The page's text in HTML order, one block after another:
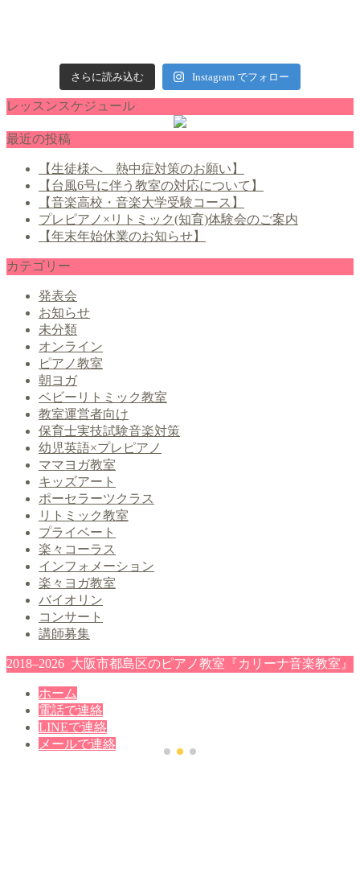
さらに読み込む Instagram でフォロー
レッスンスケジュール
最近の投稿
【生徒様へ 熱中症対策のお願い】
【台風6号に伴う教室の対応について】
【音楽高校・音楽大学受験コース】
プレピアノ×リトミック(知育)体験会のご案内
【年末年始休業のお知らせ】
カテゴリー
発表会
お知らせ
未分類
オンライン
ピアノ教室
朝ヨガ
ベビーリトミック教室
教室運営者向け
保育士実技試験音楽対策
幼児英語×プレピアノ
ママヨガ教室
キッズアート
ポーセラーツクラス
リトミック教室
プライベート
楽々コーラス
インフォメーション
楽々ヨガ教室
バイオリン
コンサート
講師募集
2018–2026 大阪市都島区のピアノ教室『カリーナ音楽教室』
ホーム
電話で連絡
LINEで連絡
メールで連絡